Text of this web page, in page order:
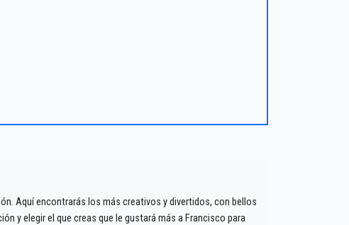
Aquí encontrarás los más creativos y divertidos, con bellos
y elegir el que creas que le gustará más a Francisco para